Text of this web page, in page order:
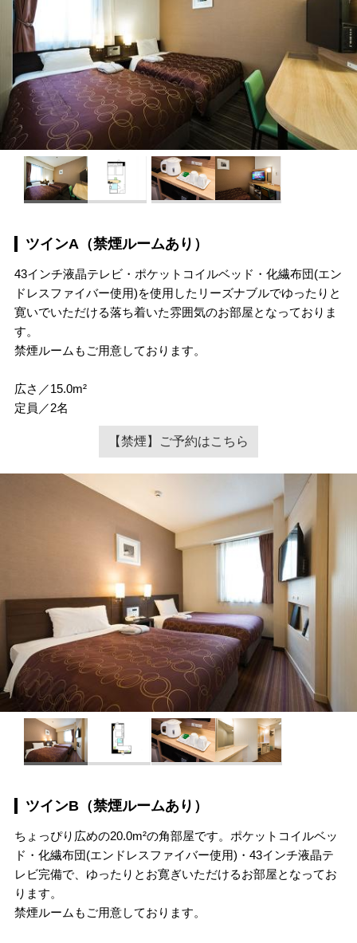
ツインA（禁煙ルームあり）
43インチ液晶テレビ・ポケットコイルベッド・化繊布団(エン
ドレスファイバー使用)を使用したリーズナブルでゆったりと
寛いでいただける落ち着いた雰囲気のお部屋となっておりま
す。
禁煙ルームもご用意しております。
広さ／15.0m²
定員／2名
【禁煙】ご予約はこちら
ツインB（禁煙ルームあり）
ちょっぴり広めの20.0m²の角部屋です。ポケットコイルベッ
ド・化繊布団(エンドレスファイバー使用)・43インチ液晶テ
レビ完備で、ゆったりとお寛ぎいただけるお部屋となってお
ります。
禁煙ルームもご用意しております。